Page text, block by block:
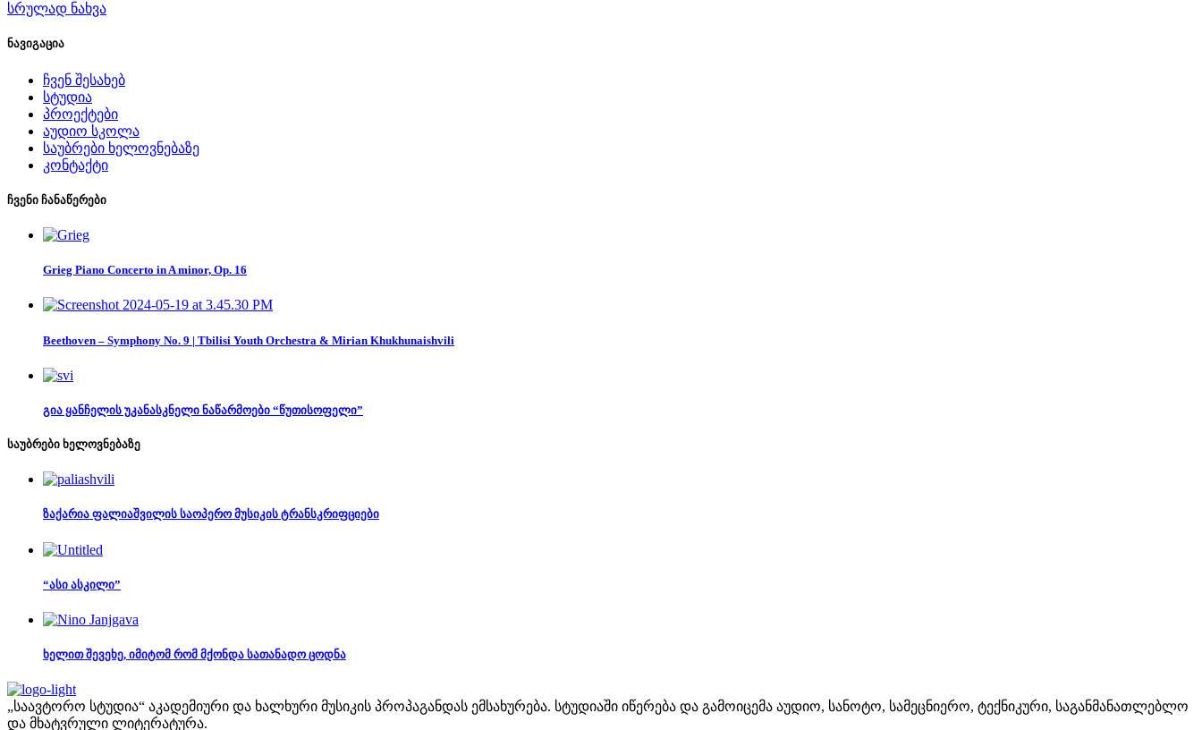
სრულად ნახვა
ნავიგაცია
ჩვენ შესახებ
სტუდია
პროექტები
აუდიო სკოლა
საუბრები ხელოვნებაზე
კონტაქტი
ჩვენი ჩანაწერები
Grieg Piano Concerto in A minor, Op. 16
Beethoven – Symphony No. 9 | Tbilisi Youth Orchestra & Mirian Khukhunaishvili
გია ყანჩელის უკანასკნელი ნაწარმოები “წუთისოფელი”
საუბრები ხელოვნებაზე
ზაქარია ფალიაშვილის საოპერო მუსიკის ტრანსკრიფციები
“ასი ასკილი”
ხელით შევეხე, იმიტომ რომ მქონდა სათანადო ცოდნა
„საავტორო სტუდია“ აკადემიური და ხალხური მუსიკის პროპაგანდას ემსახურება. სტუდიაში იწერება და გამოიცემა აუდიო, სანოტო, სამეცნიერო, ტექნიკური, საგანმანათლებლო
და მხატვრული ლიტერატურა.